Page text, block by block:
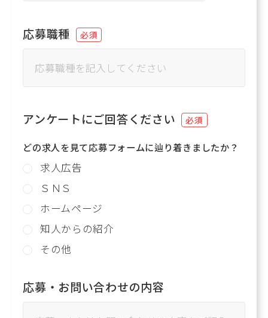
応募職種 必須
アンケートにご回答ください 必須
どの求人を見て応募フォームに辿り着きましたか？
求人広告
ＳＮＳ
ホームページ
知人からの紹介
その他
応募・お問い合わせの内容